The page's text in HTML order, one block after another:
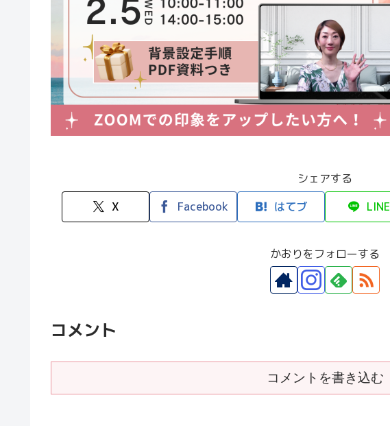
シェアする
X
Facebook はてブ LINE
かおりをフォローする
コメント
コメントを書き込む